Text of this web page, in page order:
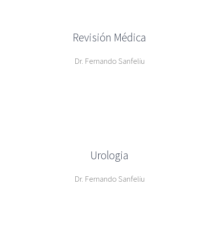
Revisión Médica
Dr. Fernando Sanfeliu
Urologia
Dr. Fernando Sanfeliu